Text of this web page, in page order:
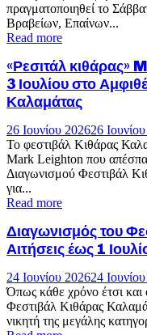
πραγματοποιηθεί το
Βραβείων, Επαίνων...
Read more
«Ρεσιτάλ
3 Ιουλίου στο
Καλαμάτας
26 Ιουνίου 202626
Το φεστιβάλ Κιθάρας
Mark Leighton που
Διαγωνισμού Φεστιβάλ
για...
Read more
Διαγωνισμός του
Αιτήσεις έως 1
24 Ιουνίου 202624
Όπως κάθε χρόνο έτσι και
Φεστιβάλ Κιθάρας
νικητή της μεγάλης